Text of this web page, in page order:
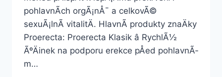
pohlavnÃ­ch orgÃ¡nÅ¯ a celkovÃ©
sexuÃ¡lnÃ­ vitalitÄ. HlavnÃ­ produkty znaÄky
Proerecta: Proerecta Klasik â RychlÃ½
ÃºÄinek na podporu erekce pÅed pohlavnÃ­
m…